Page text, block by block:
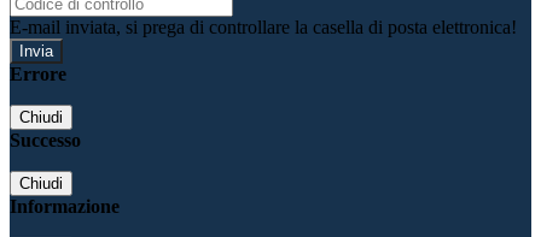
E-mail inviata, si prega di controllare la casella di posta elettronica!
Errore
Chiudi
Successo
Chiudi
Informazione